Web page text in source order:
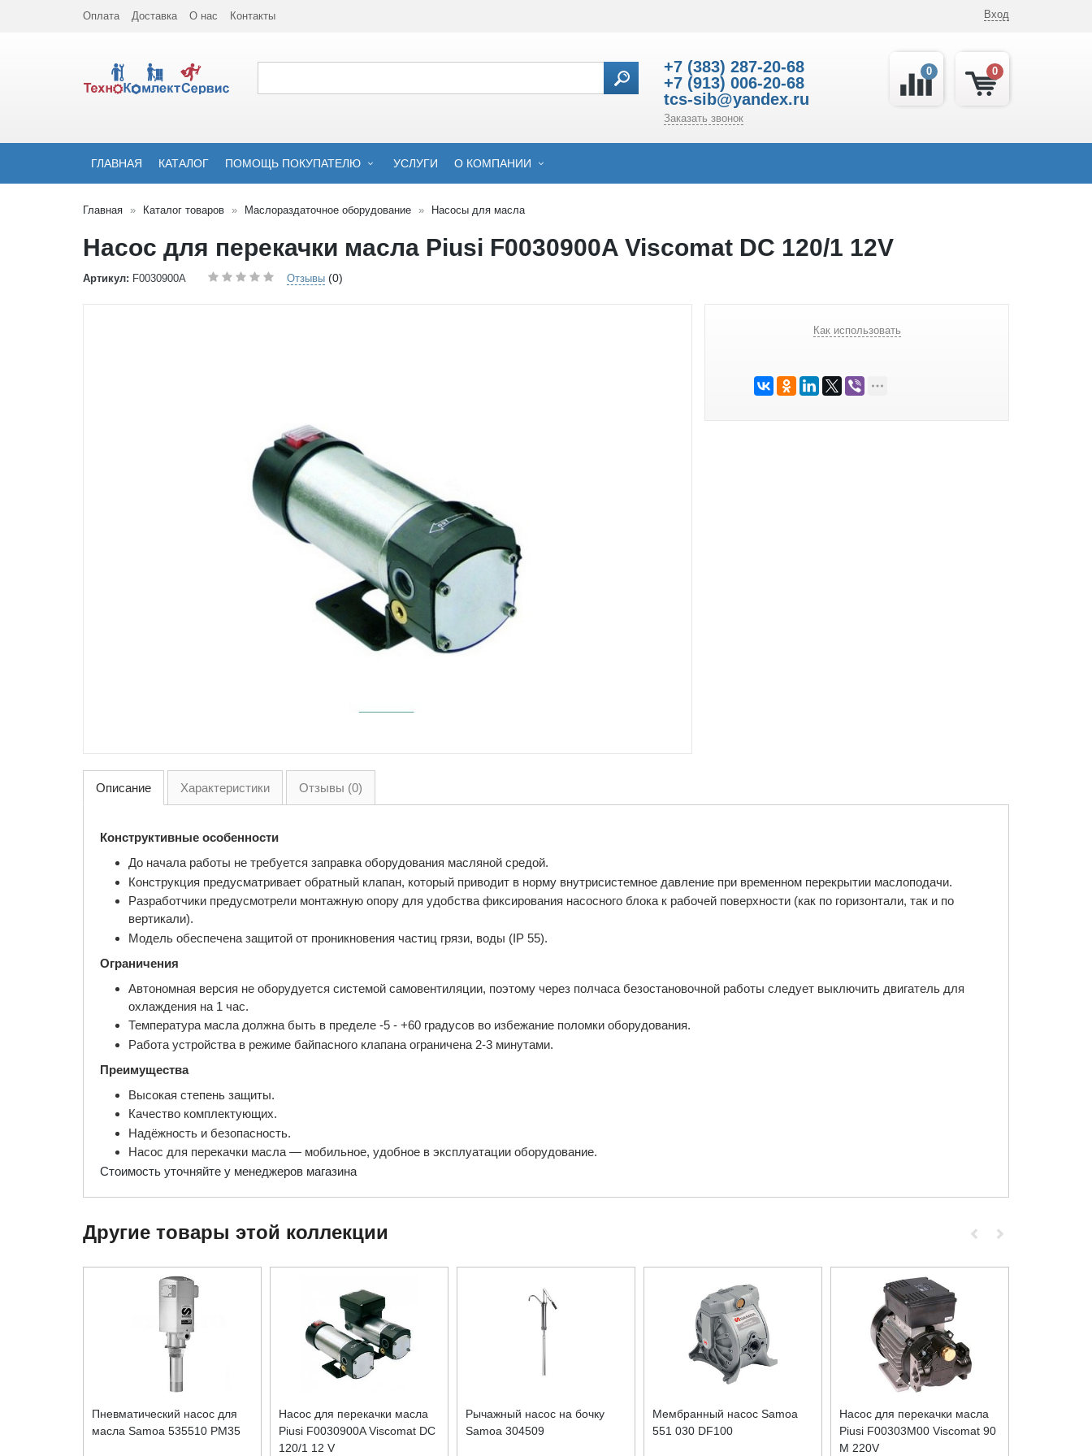
Оплата Доставка О нас Контакты Вход
+7 (383) 287-20-68
+7 (913) 006-20-68
tcs-sib@yandex.ru
Заказать звонок
0
0
ГЛАВНАЯ КАТАЛОГ ПОМОЩЬ ПОКУПАТЕЛЮ УСЛУГИ О КОМПАНИИ
Главная Каталог товаров Маслораздаточное оборудование Насосы для масла
Насос для перекачки масла Piusi F0030900A Viscomat DC 120/1 12V
Артикул: F0030900A Отзывы (0)
Как использовать
Описание Характеристики Отзывы (0)
Конструктивные особенности
До начала работы не требуется заправка оборудования масляной средой.
Конструкция предусматривает обратный клапан, который приводит в норму внутрисистемное давление при временном перекрытии маслоподачи.
Разработчики предусмотрели монтажную опору для удобства фиксирования насосного блока к рабочей поверхности (как по горизонтали, так и по
вертикали).
Модель обеспечена защитой от проникновения частиц грязи, воды (IP 55).
Ограничения
Автономная версия не оборудуется системой самовентиляции, поэтому через полчаса безостановочной работы следует выключить двигатель для
охлаждения на 1 час.
Температура масла должна быть в пределе -5 - +60 градусов во избежание поломки оборудования.
Работа устройства в режиме байпасного клапана ограничена 2-3 минутами.
Преимущества
Высокая степень защиты.
Качество комплектующих.
Надёжность и безопасность.
Насос для перекачки масла — мобильное, удобное в эксплуатации оборудование.
Стоимость уточняйте у менеджеров магазина
Другие товары этой коллекции
Пневматический насос для
масла Samoa 535510 PM35
Насос для перекачки масла
Piusi F0030900A Viscomat DC
120/1 12 V
Рычажный насос на бочку
Samoa 304509
Мембранный насос Samoa
551 030 DF100
Насос для перекачки масла
Piusi F00303M00 Viscomat 90
M 220V